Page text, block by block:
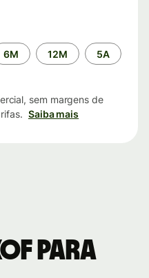
6M 12M 5A
sem margens de
Saiba mais
para